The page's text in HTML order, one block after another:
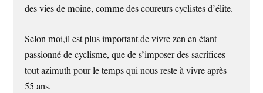
des vies de moine, comme des coureurs cyclistes d’élite.
Selon moi,il est plus important de vivre zen en étant
passionné de cyclisme, que de s’imposer des sacrifices
tout azimuth pour le temps qui nous reste à vivre après
55 ans.